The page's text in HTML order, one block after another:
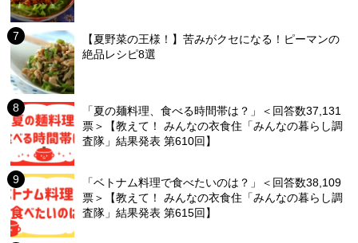
【夏野菜の王様！】苦みがクセになる！ピーマンの
絶品レシピ8選
「夏の麺料理、食べる時間帯は？」＜回答数37,131
票＞【教えて！ みんなの衣食住「みんなの暮らし調
査隊」結果発表 第610回】
「ベトナム料理で食べたいのは？」＜回答数38,109
票＞【教えて！ みんなの衣食住「みんなの暮らし調
査隊」結果発表 第615回】